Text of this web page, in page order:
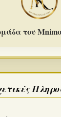
του